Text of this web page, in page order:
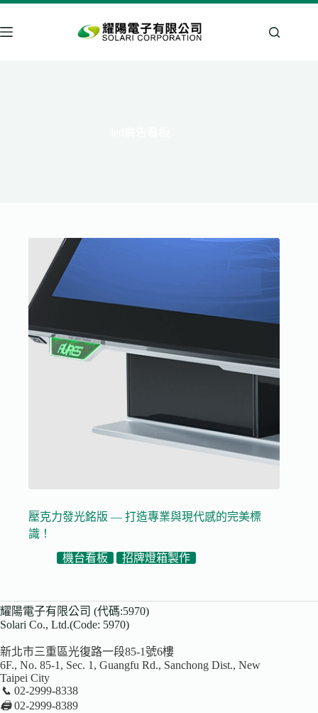
至
壓克力發光銘版 — 打造專業與現代感的完美標
識！
機台看板
招牌燈箱製作
耀陽電子有限公司 (代碼:5970)
Solari Co., Ltd.(Code: 5970)
新北市三重區光復路一段85-1號6樓
6F., No. 85-1, Sec. 1, Guangfu Rd., Sanchong Dist., New
Taipei City
📞 02-2999-8338
🖨️02-2999-8389